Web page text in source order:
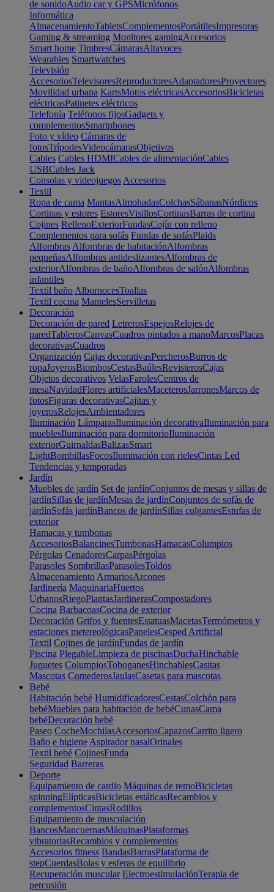
de sonidoAudio car y GPSMicrófonos
Informática
AlmacenamientoTabletsComplementosPortátilesImpresoras
Gaming & streaming Monitores gamingAccesorios
Smart home TimbresCámarasAltavoces
Wearables Smartwatches
Televisión
AccesoriosTelevisoresReproductoresAdaptadoresProyectores
Movilidad urbana KartsMotos eléctricasAccesoriosBicicletas
eléctricasPatinetes eléctricos
Telefonía Teléfonos fijosGadgets y
complementosSmartphones
Foto y vídeo Cámaras de
fotosTrípodesVideocámarasObjetivos
Cables Cables HDMICables de alimentaciónCables
USBCables Jack
Consolas y videojuegos Accesorios
Textil
Ropa de cama MantasAlmohadasColchasSábanasNórdicos
Cortinas y estores EstoresVisillosCortinasBarras de cortina
Cojines RellenoExteriorFundasCojín con relleno
Complementos para sofás Fundas de sofásPlaids
Alfombras Alfombras de habitaciónAlfombras
pequeñasAlfombras antideslizantesAlfombras de
exteriorAlfombras de bañoAlfombras de salónAlfombras
infantiles
Textil baño AlbornocesToallas
Textil cocina MantelesServilletas
Decoración
Decoración de pared LetrerosEspejosRelojes de
paredTablerosCanvasCuadros pintados a manoMarcosPlacas
decorativasCuadros
Organización Cajas decorativasPercherosBurros de
ropaJoyerosBiombosCestasBaúlesRevisterosCajas
Objetos decorativos VelasFarolesCentros de
mesaNavidadFlores artificialesMaceterosJarronesMarcos de
fotosFiguras decorativasCajitas y
joyerosRelojesAmbientadores
Iluminación LámparasIluminación decorativaIluminación para
mueblesIluminación para dormitorioIluminación
exteriorGuirnaldasBalizasSmart
LightBombillasFocosIluminación con rielesCintas Led
Tendencias y temporadas
Jardín
Muebles de jardín Set de jardínConjuntos de mesas y sillas de
jardínSillas de jardínMesas de jardínConjuntos de sofás de
jardínSofás jardínBancos de jardínSillas colgantesEstufas de
exterior
Hamacas y tumbonas
AccesoriosBalancinesTumbonasHamacasColumpios
Pérgolas CenadoresCarpasPérgolas
Parasoles SombrillasParasolesToldos
Almacenamiento ArmariosArcones
Jardinería MaquinariaHuertos
UrbanosRiegoPlantasJardinerasCompostadores
Cocina BarbacoasCocina de exterior
Decoración Grifos y fuentesEstatuasMacetasTermómetros y
estaciones metereológicasPanelesCesped Artificial
Textil Cojines de jardínFundas de jardín
Piscina PlegableLimpieza de piscinasDuchaHinchable
Juguetes ColumpiosToboganesHinchablesCasitas
Mascotas ComederosJaulasCasetas para mascotas
Bebé
Habitación bebé HumidificadoresCestasColchón para
bebéMuebles para habitación de bebéCunasCama
bebéDecoración bebé
Paseo CocheMochilasAccesoriosCapazosCarrito ligero
Baño e higiene Aspirador nasalOrinales
Textil bebé CojinesFunda
Seguridad Barreras
Deporte
Equipamiento de cardio Máquinas de remoBicicletas
spinningElípticasBicicletas estáticasRecambios y
complementosCintasRodillos
Equipamiento de musculación
BancosMancuernasMáquinasPlataformas
vibratoriasRecambios y complementos
Accesorios fitness BandasBarrasPlataforma de
stepCuerdasBolas y esferas de equilibrio
Recuperación muscular ElectroestimulaciónTerapia de
percusión